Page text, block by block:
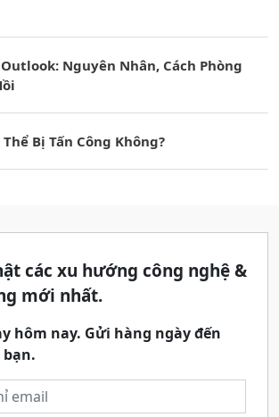
Nguyên Nhân, Cách Phòng
Bị Tấn Công Không?
các xu hướng công nghệ &
mới nhất.
hôm nay. Gửi hàng ngày đến